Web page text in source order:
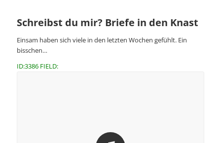
Schreibst du mir? Briefe in den Knast
Einsam haben sich viele in den letzten Wochen gefühlt. Ein
bisschen…
ID:3386 FIELD: